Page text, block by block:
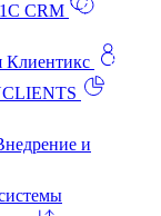
CRM
Клиентикс
и